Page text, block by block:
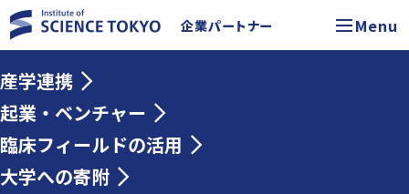
企業パートナー Menu
産学連携
起業・ベンチャー
臨床フィールドの活用
大学への寄附